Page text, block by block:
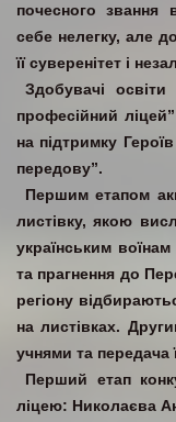
почесного звання
себе нелегку, але
її суверенітет і
Здобувачі
професійний
на підтримку
передову”.
Першим етапом
листівку, якою
українським
та прагнення до
регіону
на листівках.
учнями та передача
Перший етап
ліцею: Николаєва